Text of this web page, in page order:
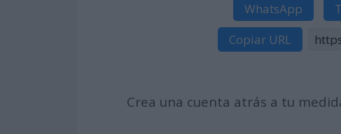
WhatsApp
Copiar URL
Crea una cuenta atrás a tu